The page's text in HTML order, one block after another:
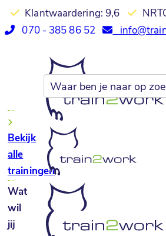
Klantwaardering: 9,6
070 - 385 86 52
Bekijk
alle
trainingen
Wat
wil
jij